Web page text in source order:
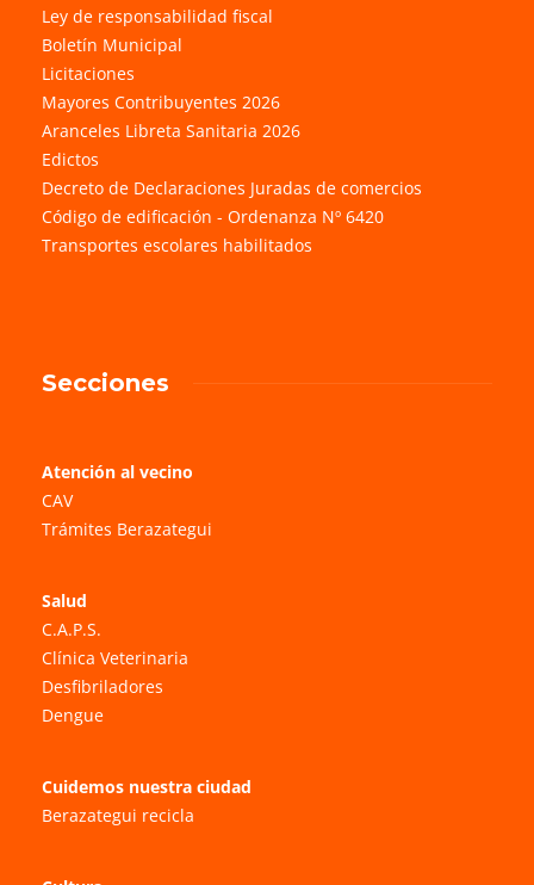
Ley de responsabilidad fiscal
Boletín Municipal
Licitaciones
Mayores Contribuyentes 2026
Aranceles Libreta Sanitaria 2026
Edictos
Decreto de Declaraciones Juradas de comercios
Código de edificación - Ordenanza Nº 6420
Transportes escolares habilitados
Secciones
Atención al vecino
CAV
Trámites Berazategui
Salud
C.A.P.S.
Clínica Veterinaria
Desfibriladores
Dengue
Cuidemos nuestra ciudad
Berazategui recicla